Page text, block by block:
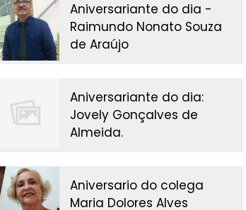
Aniversariante do dia -
Raimundo Nonato Souza
de Araújo
Aniversariante do dia:
Jovely Gonçalves de
Almeida.
Aniversario do colega
Maria Dolores Alves